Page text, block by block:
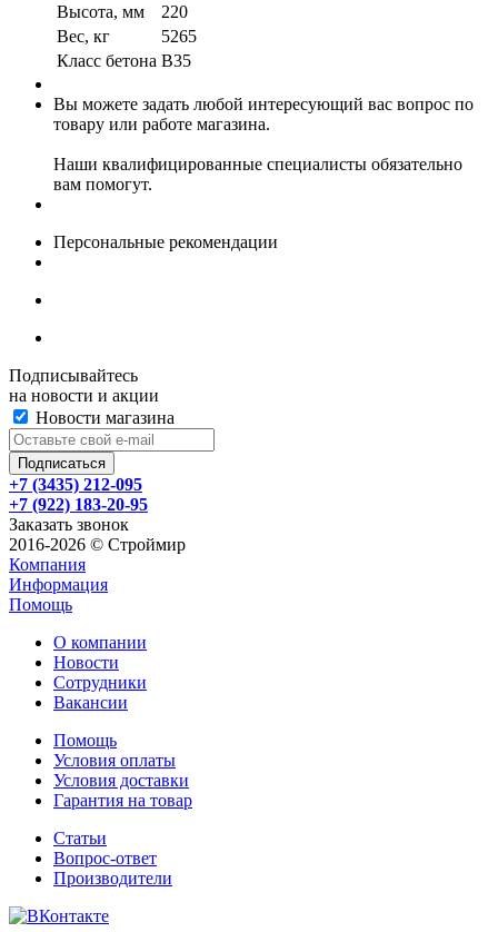
Высота, мм
220
Вес, кг
5265
Класс бетона B35
Вы можете задать любой интересующий вас вопрос по
товару или работе магазина.
Наши квалифицированные специалисты обязательно
вам помогут.
Персональные рекомендации
Подписывайтесь
на новости и акции
Новости магазина
+7 (3435) 212-095
+7 (922) 183-20-95
Заказать звонок
2016-2026 © Строймир
Компания
Информация
Помощь
О компании
Новости
Сотрудники
Вакансии
Помощь
Условия оплаты
Условия доставки
Гарантия на товар
Статьи
Вопрос-ответ
Производители